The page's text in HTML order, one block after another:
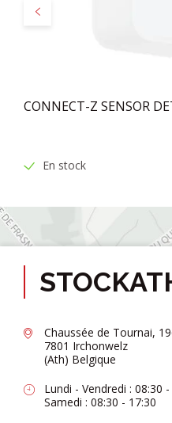
Précédent
CONNECT-Z SENSOR
En stock
Chaussée de Tournai,
7801 Irchonwelz
(Ath) Belgique
Lundi - Vendredi : 08:30
Samedi : 08:30 - 17:30